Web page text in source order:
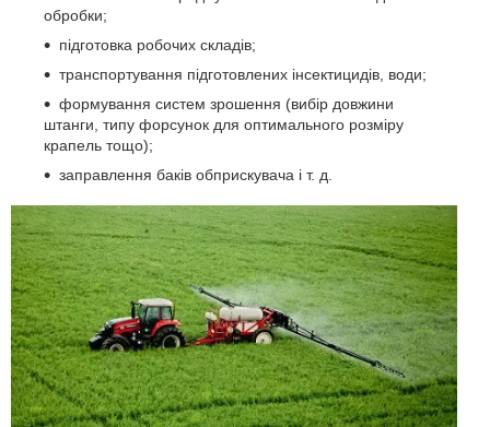
обробки;
підготовка робочих складів;
транспортування підготовлених інсектицидів, води;
формування систем зрошення (вибір довжини
штанги, типу форсунок для оптимального розміру
крапель тощо);
заправлення баків обприскувача і т. д.